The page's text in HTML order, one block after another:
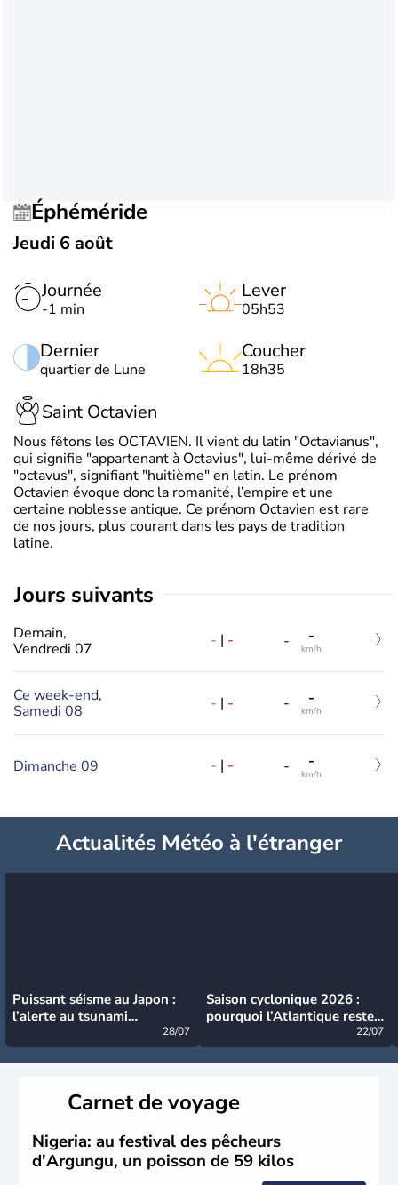
Éphéméride
Jeudi 6 août
Journée
-1 min
Dernier
quartier de Lune
Lever
05h53
Coucher
18h35
Saint Octavien
Nous fêtons les OCTAVIEN. Il vient du latin "Octavianus",
qui signifie "appartenant à Octavius", lui-même dérivé de
"octavus", signifiant "huitième" en latin. Le prénom
Octavien évoque donc la romanité, l’empire et une
certaine noblesse antique. Ce prénom Octavien est rare
de nos jours, plus courant dans les pays de tradition
latine.
jours suivants
Demain,
Vendredi 07
- | - - -
km/h
Ce week-end,
Samedi 08
- | - - -
km/h
Dimanche 09 - | - - -
km/h
Actualités Météo à l'étranger
Puissant séisme au Japon :
l’alerte au tsunami
28/07
Saison cyclonique 2026 :
pourquoi l’Atlantique reste
22/07
Carnet de voyage
Nigeria: au festival des pêcheurs
d'Argungu, un poisson de 59 kilos